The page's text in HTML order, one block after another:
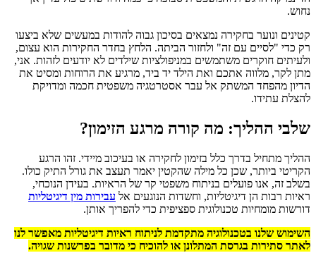
נחוש.
קטינים ונוער בחקירה נמצאים בסיכון גבוה להודות במעשים שלא ביצעו
רק כדי "לסיים עם זה" ולחזור הביתה. הלחץ בחדר החקירות הוא עצום,
ולעיתים חוקרים משתמשים במניפולציות שילדים לא יודעים לזהות. אני,
מתן לקר, מלווה אתכם ואת הילד יד ביד, מרגיע את הרוחות ומסיט את
הדיון מהפחד המשתק אל עבר אסטרטגיה משפטית חכמה ומדויקת
להצלת עתידו.
שלבי ההליך: מה קורה מרגע הזימון?
ההליך מתחיל בדרך כלל בזימון לחקירה או בעיכוב מיידי. זהו הרגע
הקריטי ביותר, שכן כל מילה שהקטין יאמר תעצב את גורל התיק כולו.
בשלב זה, אנו פועלים בניתוח משפטי קר של הראיות. בעידן הנוכחי,
ראיות רבות הן דיגיטליות, וחשדות הנוגעים אל עבירות מין דיגיטליות
דורשות מומחיות טכנולוגית ספציפית כדי להפריך אותן.
השימוש שלנו בטכנולוגיה מתקדמת לניתוח ראיות דיגיטליות מאפשר לנו
לאתר סתירות בגרסת המתלונן או להוכיח כי מדובר בפרשנות שגויה.